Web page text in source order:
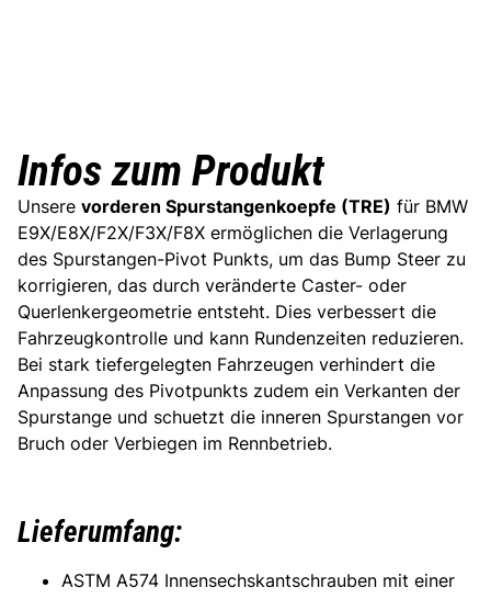
Infos zum Produkt
Unsere vorderen Spurstangenkoepfe (TRE) für BMW
E9X/E8X/F2X/F3X/F8X ermöglichen die Verlagerung
des Spurstangen-Pivot Punkts, um das Bump Steer zu
korrigieren, das durch veränderte Caster- oder
Querlenkergeometrie entsteht. Dies verbessert die
Fahrzeugkontrolle und kann Rundenzeiten reduzieren.
Bei stark tiefergelegten Fahrzeugen verhindert die
Anpassung des Pivotpunkts zudem ein Verkanten der
Spurstange und schuetzt die inneren Spurstangen vor
Bruch oder Verbiegen im Rennbetrieb.
Lieferumfang:
ASTM A574 Innensechskantschrauben mit einer